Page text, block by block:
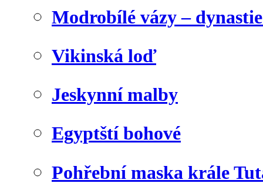
Modrobílé vázy –
Vikinská loď
Jeskynní malby
Egyptští bohové
Pohřební maska krále